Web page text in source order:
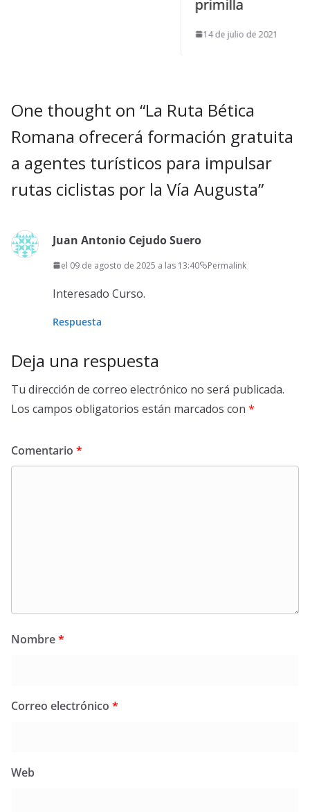
primilla
14 de julio de 2021
One thought on “La Ruta Bética
Romana ofrecerá formación gratuita
a agentes turísticos para impulsar
rutas ciclistas por la Vía Augusta”
Juan Antonio Cejudo Suero
el 09 de agosto de 2025 a las 13:40 Permalink
Interesado Curso.
Respuesta
Deja una respuesta
Tu dirección de correo electrónico no será publicada.
Los campos obligatorios están marcados con *
Comentario *
Nombre*
Correo electrónico *
Web